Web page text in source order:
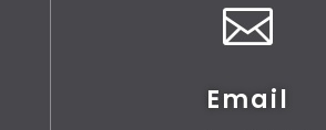

Email